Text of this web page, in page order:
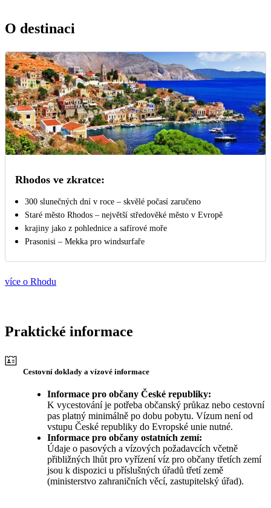
O destinaci
Rhodos ve zkratce:
300 slunečných dní v roce – skvělé počasí zaručeno
Staré město Rhodos – největší středověké město v Evropě
krajiny jako z pohlednice a safírové moře
Prasonisi – Mekka pro windsurfaře
více o Rhodu
Praktické informace
Cestovní doklady a vízové informace
Informace pro občany České republiky:
K vycestování je potřeba občanský průkaz nebo cestovní
pas platný minimálně po dobu pobytu. Vízum není od
vstupu České republiky do Evropské unie nutné.
Informace pro občany ostatních zemí:
Údaje o pasových a vízových požadavcích včetně
přibližných lhůt pro vyřízení víz pro občany třetích zemí
jsou k dispozici u příslušných úřadů třetí země
(ministerstvo zahraničních věcí, zastupitelský úřad).